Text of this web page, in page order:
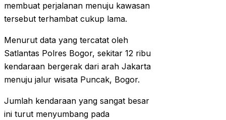
membuat perjalanan menuju kawasan
tersebut terhambat cukup lama.
Menurut data yang tercatat oleh
Satlantas Polres Bogor, sekitar 12 ribu
kendaraan bergerak dari arah Jakarta
menuju jalur wisata Puncak, Bogor.
Jumlah kendaraan yang sangat besar
ini turut menyumbang pada